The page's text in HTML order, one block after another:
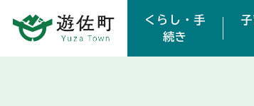
くらし・手
続き